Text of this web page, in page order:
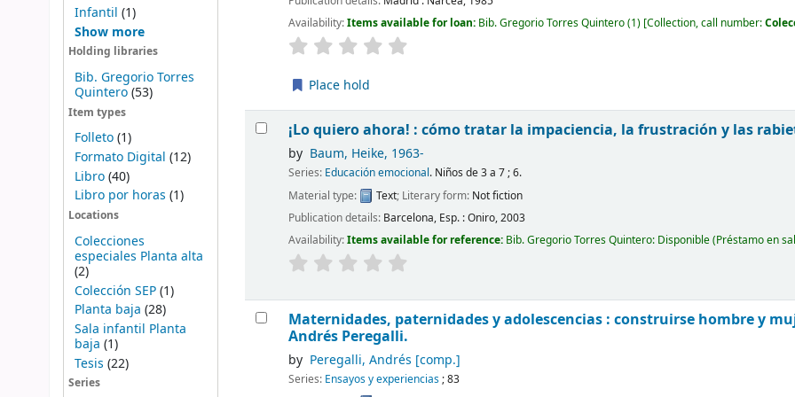
Infantil (1)
Show more
Holding libraries
Bib. Gregorio Torres
Quintero(53)
Item types
Folleto(1)
Formato Digital (12)
Libro(40)
Libro por horas (1)
Locations
Colecciones
especiales Planta alta
(2)
Colección SEP(1)
Planta baja (28)
Sala infantil Planta
baja (1)
Tesis (22)
Series
Availability:Items available for loan: Bib. Gregorio Torres Quintero(1) Collection, call number:
Place hold
¡Lo quiero ahora! : cómo tratar la impaciencia, la frustración y las
by Baum, Heike, 1963-
Series: Educación emocional. Niños de 3 a 7 ; 6.
Material type:
Text; Literary form: Not fiction
Publication details: Barcelona, Esp. :Oniro,2003
Availability:Items available for reference: Bib. Gregorio Torres Quintero: Disponible (Préstamo en
Maternidades, paternidades y adolescencias : construirse hombre y
Andrés Peregalli.
by Peregalli, Andrés [comp.]
Series: Ensayos y experiencias; 83